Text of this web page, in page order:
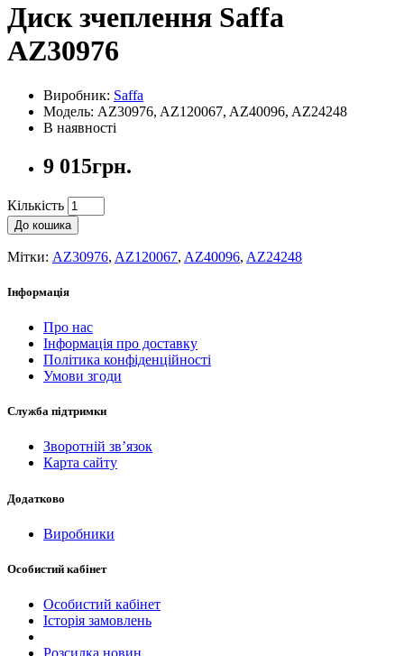
Диск зчеплення Saffa
AZ30976
Виробник: Saffa
Модель: AZ30976, AZ120067, AZ40096, AZ24248
В наявності
9 015грн.
Кількість
До кошика
Мітки: AZ30976, AZ120067, AZ40096, AZ24248
Інформація
Про нас
Інформація про доставку
Політика конфіденційності
Умови згоди
Служба підтримки
Зворотній зв’язок
Карта сайту
Додатково
Виробники
Особистий кабінет
Особистий кабінет
Історія замовлень
Розсилка новин